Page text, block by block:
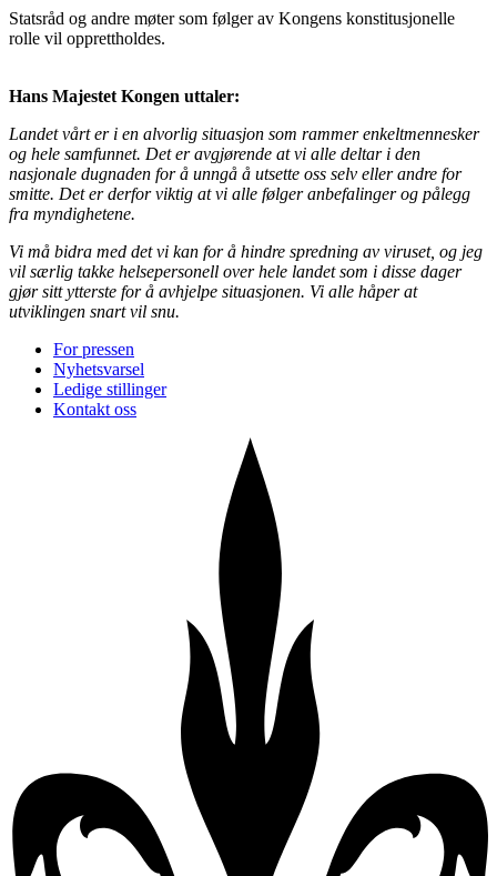
Statsråd og andre møter som følger av Kongens konstitusjonelle
rolle vil opprettholdes.
Hans Majestet Kongen uttaler:
Landet vårt er i en alvorlig situasjon som rammer enkeltmennesker
og hele samfunnet. Det er avgjørende at vi alle deltar i den
nasjonale dugnaden for å unngå å utsette oss selv eller andre for
smitte. Det er derfor viktig at vi alle følger anbefalinger og pålegg
fra myndighetene.
Vi må bidra med det vi kan for å hindre spredning av viruset, og jeg
vil særlig takke helsepersonell over hele landet som i disse dager
gjør sitt ytterste for å avhjelpe situasjonen. Vi alle håper at
utviklingen snart vil snu.
For pressen
Nyhetsvarsel
Ledige stillinger
Kontakt oss